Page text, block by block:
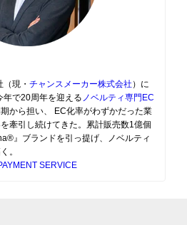
現・ チャンスメーカー株式会社 ）に
年で20周年を迎える ノベルティ専門EC
から担い、 EC化率がわずかだった業
牽引し続けてきた。累計販売数1億個
』ブランドを引っ提げ、ノベルティ
。
SERVICE